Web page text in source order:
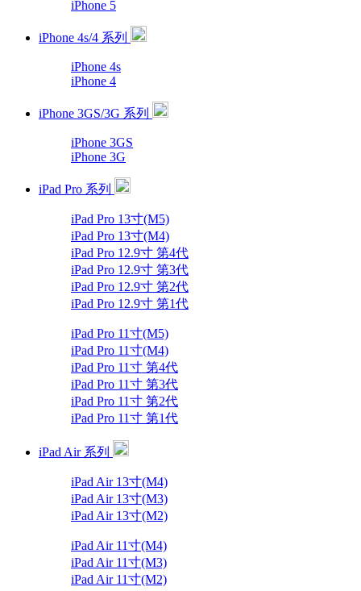
iPhone 5
iPhone 4s/4 系列
iPhone 4s
iPhone 4
iPhone 3GS/3G 系列
iPhone 3GS
iPhone 3G
iPad Pro 系列
iPad Pro 13寸(M5)
iPad Pro 13寸(M4)
iPad Pro 12.9寸 第4代
iPad Pro 12.9寸 第3代
iPad Pro 12.9寸 第2代
iPad Pro 12.9寸 第1代
iPad Pro 11寸(M5)
iPad Pro 11寸(M4)
iPad Pro 11寸 第4代
iPad Pro 11寸 第3代
iPad Pro 11寸 第2代
iPad Pro 11寸 第1代
iPad Air 系列
iPad Air 13寸(M4)
iPad Air 13寸(M3)
iPad Air 13寸(M2)
iPad Air 11寸(M4)
iPad Air 11寸(M3)
iPad Air 11寸(M2)